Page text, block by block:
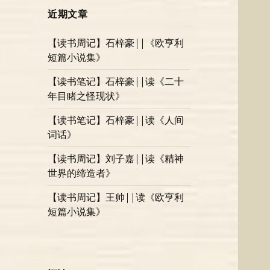
近期文章
【读书周记】石梓豪||《欧亨利
短篇小说集》
【读书笔记】石梓豪||读《二十
年目睹之怪现状》
【读书笔记】石梓豪||读《人间
词话》
【读书周记】刘子嘉||读《精神
世界的缔造者》
【读书周记】王帅||读《欧亨利
短篇小说集》